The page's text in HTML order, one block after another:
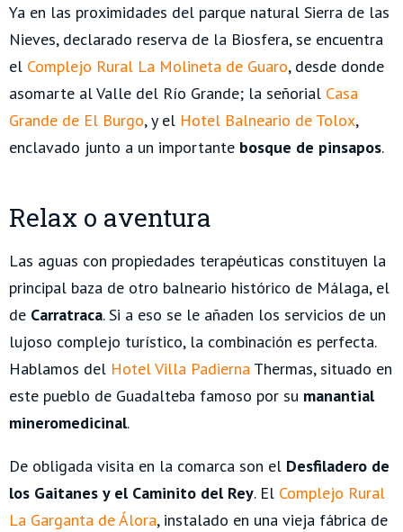
Ya en las proximidades del parque natural Sierra de las
Nieves, declarado reserva de la Biosfera, se encuentra
el Complejo Rural La Molineta de Guaro, desde donde
asomarte al Valle del Río Grande; la señorial Casa
Grande de El Burgo, y el Hotel Balneario de Tolox,
enclavado junto a un importante bosque de pinsapos.
Relax o aventura
Las aguas con propiedades terapéuticas constituyen la
principal baza de otro balneario histórico de Málaga, el
de Carratraca. Si a eso se le añaden los servicios de un
lujoso complejo turístico, la combinación es perfecta.
Hablamos del Hotel Villa Padierna Thermas, situado en
este pueblo de Guadalteba famoso por su manantial
mineromedicinal.
De obligada visita en la comarca son el Desfiladero de
los Gaitanes y el Caminito del Rey. El Complejo Rural
La Garganta de Álora, instalado en una vieja fábrica de